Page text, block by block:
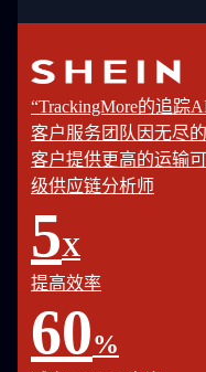
“TrackingMore的追踪
客户服务团队因无尽
客户提供更高的运输
级供应链分析师
5X
提高效率
60%